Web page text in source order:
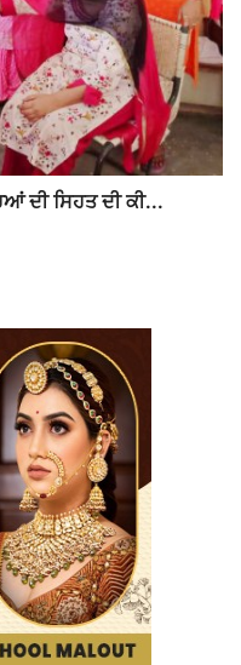
ਦੀ ਸਿਹਤ ਦੀ ਕੀ...